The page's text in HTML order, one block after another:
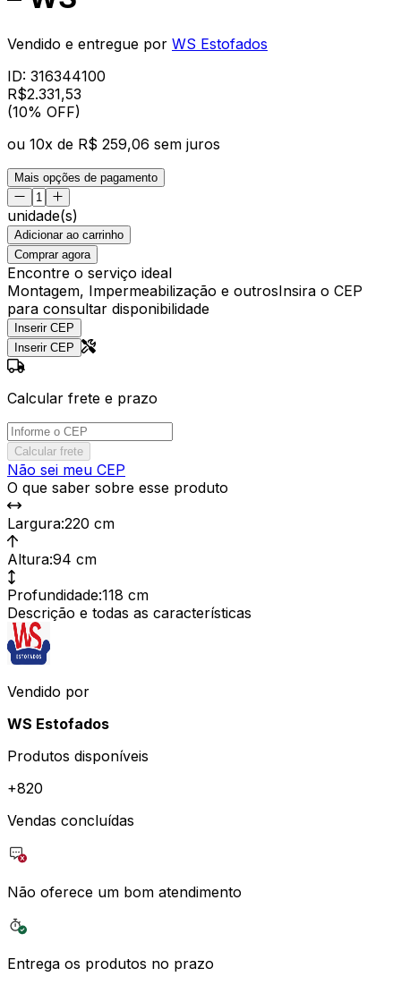
Vendido e entregue por WS Estofados
ID: 316344100
R$2.331,53
(10% OFF)
ou 10x de R$ 259,06 sem juros
Mais opções de pagamento
unidade(s)
Adicionar ao carrinho
Comprar agora
Encontre o serviço ideal
Montagem, Impermeabilização e outrosInsira o CEP
para consultar disponibilidade
Inserir CEP
Inserir CEP
Calcular frete e prazo
Calcular frete
Não sei meu CEP
O que saber sobre esse produto
Largura:220 cm
Altura:94 cm
Profundidade:118 cm
Descrição e todas as características
Vendido por
WS Estofados
Produtos disponíveis
+820
Vendas concluídas
Não oferece um bom atendimento
Entrega os produtos no prazo